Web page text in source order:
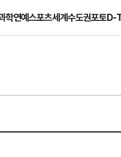
학연예스포츠세계수도권포토D-